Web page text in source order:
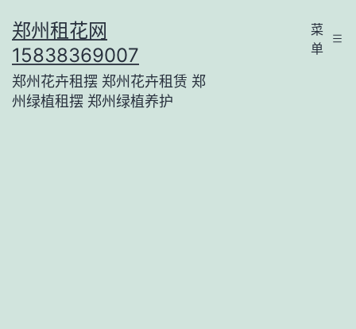
至
内
容
郑州租花网
15838369007
郑州花卉租摆 郑州花卉租赁 郑
州绿植租摆 郑州绿植养护
菜
单